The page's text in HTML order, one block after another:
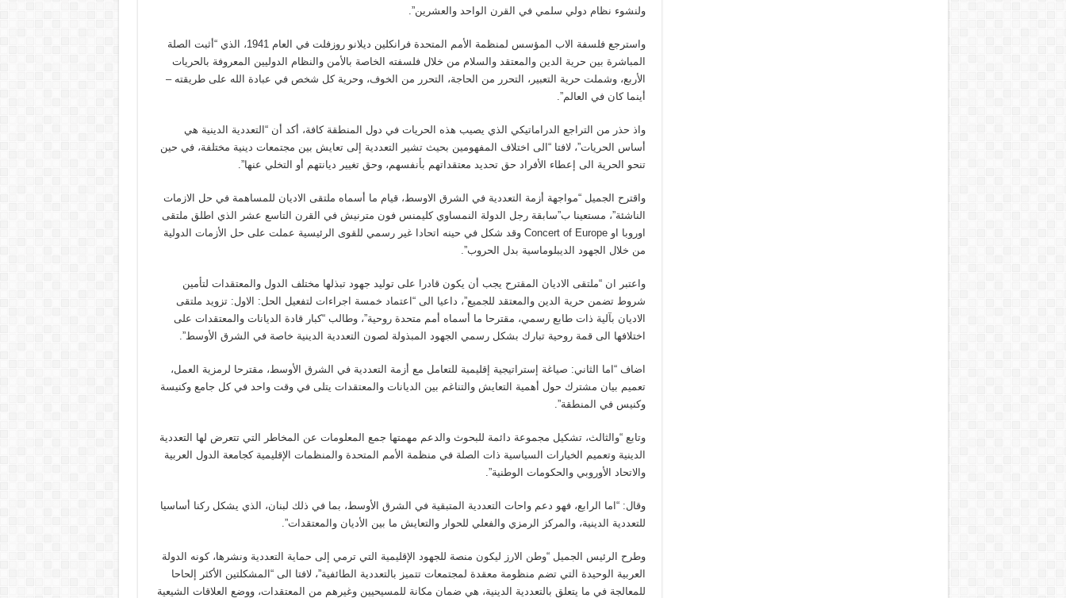
ولنشوء نظام دولي سلمي في القرن الواحد والعشرين”.
واسترجع فلسفة الاب المؤسس لمنظمة الأمم المتحدة فرانكلين ديلانو روزفلت في العام 1941، الذي “أثبت الصلة
المباشرة بين حرية الدين والمعتقد والسلام من خلال فلسفته الخاصة بالأمن والنظام الدوليين المعروفة بالحريات
الأربع، وشملت حرية التعبير، التحرر من الحاجة، التحرر من الخوف، وحرية كل شخص في عبادة الله على طريقته –
أينما كان في العالم”.
واذ حذر من التراجع الدراماتيكي الذي يصيب هذه الحريات في دول المنطقة كافة، أكد أن “التعددية الدينية هي
أساس الحريات”، لافتا “الى اختلاف المفهومين بحيث تشير التعددية إلى تعايش بين مجتمعات دينية مختلفة، في حين
تنحو الحرية الى إعطاء الأفراد حق تحديد معتقداتهم بأنفسهم، وحق تغيير ديانتهم أو التخلي عنها”.
واقترح الجميل “مواجهة أزمة التعددية في الشرق الاوسط، قيام ما أسماه ملتقى الاديان للمساهمة في حل الازمات
الناشئة”، مستعينا ب”سابقة رجل الدولة النمساوي كليمنس فون مترنيش في القرن التاسع عشر الذي اطلق ملتقى
اوروبا او Concert of Europe وقد شكل في حينه اتحادا غير رسمي للقوى الرئيسية عملت على حل الأزمات الدولية
من خلال الجهود الديبلوماسية بدل الحروب”.
واعتبر ان “ملتقى الاديان المقترح يجب أن يكون قادرا على توليد جهود تبذلها مختلف الدول والمعتقدات لتأمين
شروط تضمن حرية الدين والمعتقد للجميع”، داعيا الى “اعتماد خمسة اجراءات لتفعيل الحل: الاول: تزويد ملتقى
الاديان بآلية ذات طابع رسمي، مقترحا ما أسماه أمم متحدة روحية”، وطالب “كبار قادة الديانات والمعتقدات على
اختلافها الى قمة روحية تبارك بشكل رسمي الجهود المبذولة لصون التعددية الدينية خاصة في الشرق الأوسط”.
اضاف “اما الثاني: صياغة إستراتيجية إقليمية للتعامل مع أزمة التعددية في الشرق الأوسط، مقترحا لرمزية العمل،
تعميم بيان مشترك حول أهمية التعايش والتناغم بين الديانات والمعتقدات يتلى في وقت واحد في كل جامع وكنيسة
وكنيس في المنطقة”.
وتابع “والثالث، تشكيل مجموعة دائمة للبحوث والدعم مهمتها جمع المعلومات عن المخاطر التي تتعرض لها التعددية
الدينية وتعميم الخيارات السياسية ذات الصلة في منظمة الأمم المتحدة والمنظمات الإقليمية كجامعة الدول العربية
والاتحاد الأوروبي والحكومات الوطنية”.
وقال: “اما الرابع، فهو دعم واحات التعددية المتبقية في الشرق الأوسط، بما في ذلك لبنان، الذي يشكل ركنا أساسيا
للتعددية الدينية، والمركز الرمزي والفعلي للحوار والتعايش ما بين الأديان والمعتقدات”.
وطرح الرئيس الجميل “وطن الارز ليكون منصة للجهود الإقليمية التي ترمي إلى حماية التعددية ونشرها، كونه الدولة
العربية الوحيدة التي تضم منظومة معقدة لمجتمعات تتميز بالتعددية الطائفية”، لافتا الى “المشكلتين الأكثر إلحاحا
للمعالجة في ما يتعلق بالتعددية الدينية، هي ضمان مكانة للمسيحيين وغيرهم من المعتقدات، ووضع العلاقات الشيعية